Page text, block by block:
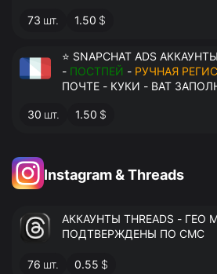
73 шт. 1.50 $
⭐ SNAPCHAT ADS АККАУНТЫ ⭐ ГЕО ФРАНЦИЯ
- ПОСТПЕЙ - РУЧНАЯ
ПОЧТЕ - КУКИ - ВАТ
30 шт. 1.50 $
Instagram & Threads
АККАУНТЫ THREADS - ГЕО
ПОДТВЕРЖДЕНЫ ПО СМС
76 шт. 0.55 $